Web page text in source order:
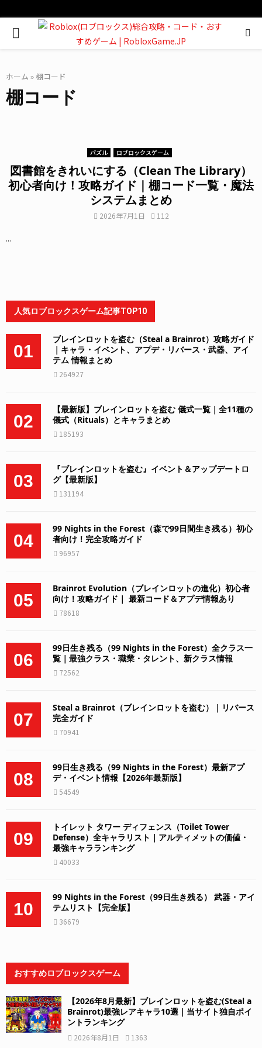
PRIMARY
ホーム »棚コード
棚コード
パズル ロブロックスゲーム
図書館をきれいにする（Clean The Library）
初心者向け！攻略ガイド｜棚コード一覧・魔法
システムまとめ
2026年7月1日 112
...
人気ロブロックスゲーム記事TOP10
01
ブレインロットを盗む（Steal a Brainrot）攻略ガイド
｜キャラ・イベント、アプデ・リバース・武器、アイ
テム 情報まとめ
264927
02
【最新版】ブレインロットを盗む 儀式一覧｜全11種の
儀式（Rituals）とキャラまとめ
185193
03
『ブレインロットを盗む』イベント＆アップデートロ
グ【最新版】
131194
04
99 Nights in the Forest（森で99日間生き残る）初心
者向け！完全攻略ガイド
96957
05
Brainrot Evolution（ブレインロットの進化）初心者
向け！攻略ガイド｜ 最新コード＆アプデ情報あり
78618
06
99日生き残る（99 Nights in the Forest）全クラス一
覧｜最強クラス・職業・タレント、新クラス情報
72562
07
Steal a Brainrot（ブレインロットを盗む）｜リバース
完全ガイド
70941
08
99日生き残る（99 Nights in the Forest）最新アプ
デ・イベント情報【2026年最新版】
54549
09
トイレット タワー ディフェンス（Toilet Tower
Defense）全キャラリスト｜アルティメットの価値・
最強キャラランキング
40033
10
99 Nights in the Forest（99日生き残る） 武器・アイ
テムリスト【完全版】
36679
おすすめロブロックスゲーム
【2026年8月最新】ブレインロットを盗む(Steal a
Brainrot)最強レアキャラ10選｜当サイト独自ポイ
ントランキング
2026年8月1日 1363